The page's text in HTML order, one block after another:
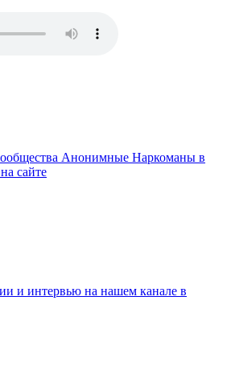
Анонимные Наркоманы в
сайте
и интервью на нашем канале в